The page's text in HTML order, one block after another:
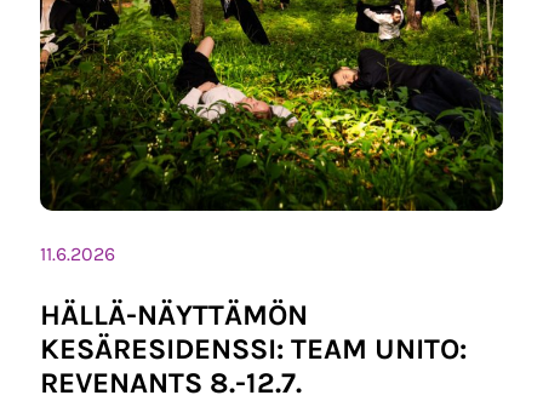
11.6.2026
HÄLLÄ-NÄYTTÄMÖN
KESÄRESIDENSSI: TEAM UNITO:
REVENANTS 8.-12.7.